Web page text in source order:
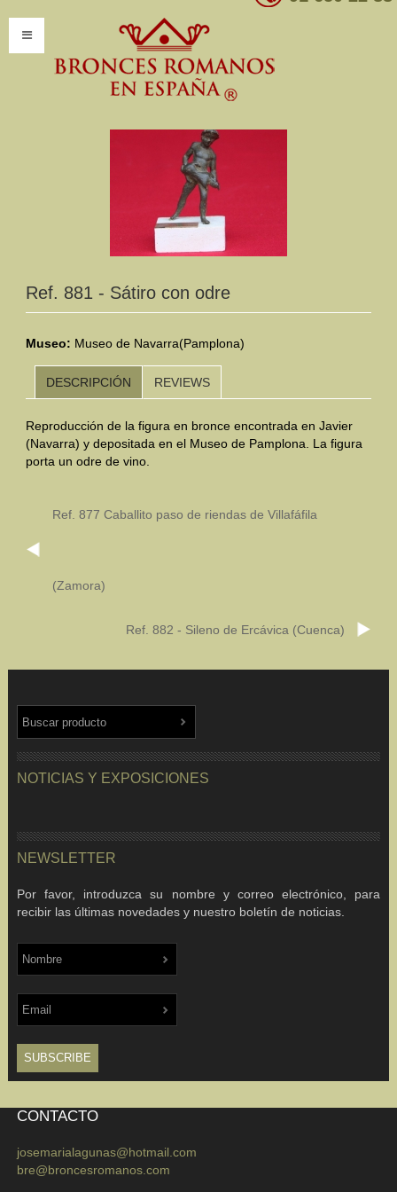
INFORMACIÓN
Introducción
Presentación
Modelos por encargo
CATÁLOGO
Mundo Romano
Mundo Íbero
Otras Civilizaciones
Musée Départemental Arlés Antique. Arlés (Francia)
Ref. 881 - Sátiro con odre
Museo: Museo de Navarra(Pamplona)
DESCRIPCIÓN REVIEWS
Reproducción de la figura en bronce encontrada en Javier
(Navarra) y depositada en el Museo de Pamplona. La figura
porta un odre de vino.
Ref. 877 Caballito paso de riendas de Villafáfila
(Zamora)
Ref. 882 - Sileno de Ercávica (Cuenca)
NOTICIAS Y EXPOSICIONES
NEWSLETTER
Por favor, introduzca su nombre y correo electrónico, para
recibir las últimas novedades y nuestro boletín de noticias.
CONTACTO
josemarialagunas@hotmail.com
bre@broncesromanos.com